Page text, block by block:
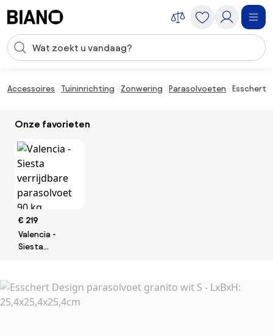
Zoekopdracht invoeren
Accessoires Tuininrichting Zonwering Parasolvoeten Esschert
Onze favorieten
€ 219
Valencia -
Siesta
kg.